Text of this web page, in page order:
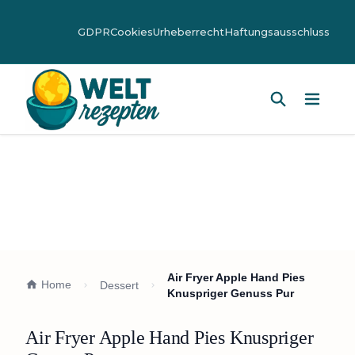
GDPRCookiesUrheberrechtHaftungsausschluss
Home Dessert
Air Fryer Apple Hand Pies
Knuspriger Genuss Pur
Air Fryer Apple Hand Pies Knuspriger